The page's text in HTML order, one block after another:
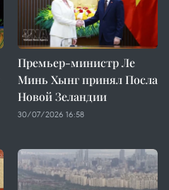
Премьер-министр Ле
Минь Хынг принял Посла
Новой Зеландии
30/07/2026 16:58